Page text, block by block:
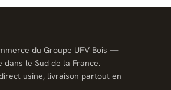
du Groupe UFV Bois —
le Sud de la France.
usine, livraison partout en